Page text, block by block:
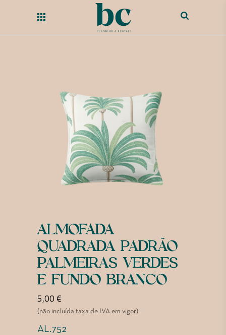
ALMOFADA
QUADRADA PADRÃO
PALMEIRAS VERDES
E FUNDO BRANCO
5,00 €
(não incluída taxa de IVA em vigor)
AL.752